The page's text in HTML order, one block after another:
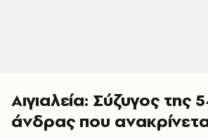
Αιγιαλεία: Σύζυγος της
άνδρας που